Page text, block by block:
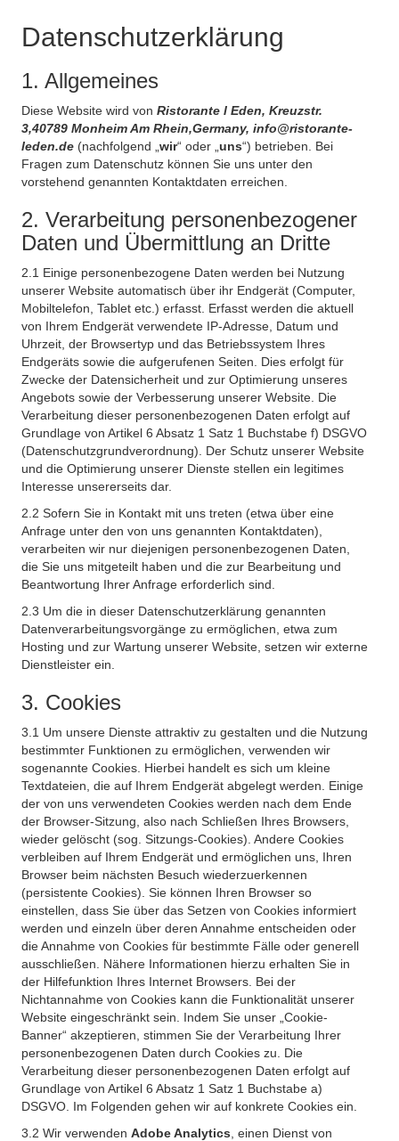
Datenschutzerklärung
1. Allgemeines
Diese Website wird von Ristorante l Eden, Kreuzstr.
3,40789 Monheim Am Rhein,Germany, info@ristorante-
leden.de (nachfolgend „ wir“ oder „ uns“) betrieben. Bei
Fragen zum Datenschutz können Sie uns unter den
vorstehend genannten Kontaktdaten erreichen.
2. Verarbeitung personenbezogener
Daten und Übermittlung an Dritte
2.1 Einige personenbezogene Daten werden bei Nutzung
unserer Website automatisch über ihr Endgerät (Computer,
Mobiltelefon, Tablet etc.) erfasst. Erfasst werden die aktuell
von Ihrem Endgerät verwendete IP-Adresse, Datum und
Uhrzeit, der Browsertyp und das Betriebssystem Ihres
Endgeräts sowie die aufgerufenen Seiten. Dies erfolgt für
Zwecke der Datensicherheit und zur Optimierung unseres
Angebots sowie der Verbesserung unserer Website. Die
Verarbeitung dieser personenbezogenen Daten erfolgt auf
Grundlage von Artikel 6 Absatz 1 Satz 1 Buchstabe f) DSGVO
(Datenschutzgrundverordnung). Der Schutz unserer Website
und die Optimierung unserer Dienste stellen ein legitimes
Interesse unsererseits dar.
2.2 Sofern Sie in Kontakt mit uns treten (etwa über eine
Anfrage unter den von uns genannten Kontaktdaten),
verarbeiten wir nur diejenigen personenbezogenen Daten,
die Sie uns mitgeteilt haben und die zur Bearbeitung und
Beantwortung Ihrer Anfrage erforderlich sind.
2.3 Um die in dieser Datenschutzerklärung genannten
Datenverarbeitungsvorgänge zu ermöglichen, etwa zum
Hosting und zur Wartung unserer Website, setzen wir externe
Dienstleister ein.
3. Cookies
3.1 Um unsere Dienste attraktiv zu gestalten und die Nutzung
bestimmter Funktionen zu ermöglichen, verwenden wir
sogenannte Cookies. Hierbei handelt es sich um kleine
Textdateien, die auf Ihrem Endgerät abgelegt werden. Einige
der von uns verwendeten Cookies werden nach dem Ende
der Browser-Sitzung, also nach Schließen Ihres Browsers,
wieder gelöscht (sog. Sitzungs-Cookies). Andere Cookies
verbleiben auf Ihrem Endgerät und ermöglichen uns, Ihren
Browser beim nächsten Besuch wiederzuerkennen
(persistente Cookies). Sie können Ihren Browser so
einstellen, dass Sie über das Setzen von Cookies informiert
werden und einzeln über deren Annahme entscheiden oder
die Annahme von Cookies für bestimmte Fälle oder generell
ausschließen. Nähere Informationen hierzu erhalten Sie in
der Hilfefunktion Ihres Internet Browsers. Bei der
Nichtannahme von Cookies kann die Funktionalität unserer
Website eingeschränkt sein. Indem Sie unser „Cookie-
Banner“ akzeptieren, stimmen Sie der Verarbeitung Ihrer
personenbezogenen Daten durch Cookies zu. Die
Verarbeitung dieser personenbezogenen Daten erfolgt auf
Grundlage von Artikel 6 Absatz 1 Satz 1 Buchstabe a)
DSGVO. Im Folgenden gehen wir auf konkrete Cookies ein.
3.2 Wir verwenden Adobe Analytics , einen Dienst von